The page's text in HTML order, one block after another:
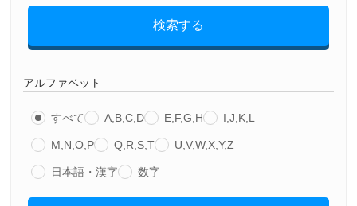
検索する
アルファベット
すべて A,B,C,D E,F,G,H I,J,K,L
M,N,O,P Q,R,S,T U,V,W,X,Y,Z
日本語・漢字 数字